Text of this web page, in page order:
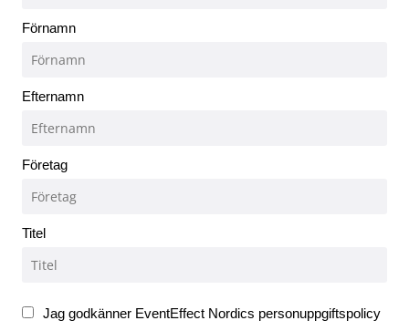
Förnamn
Efternamn
Företag
Titel
Jag godkänner EventEffect Nordics personuppgiftspolicy